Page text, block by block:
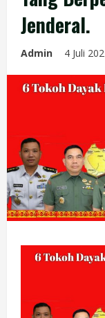
Jenderal.
Admin 4 Juli